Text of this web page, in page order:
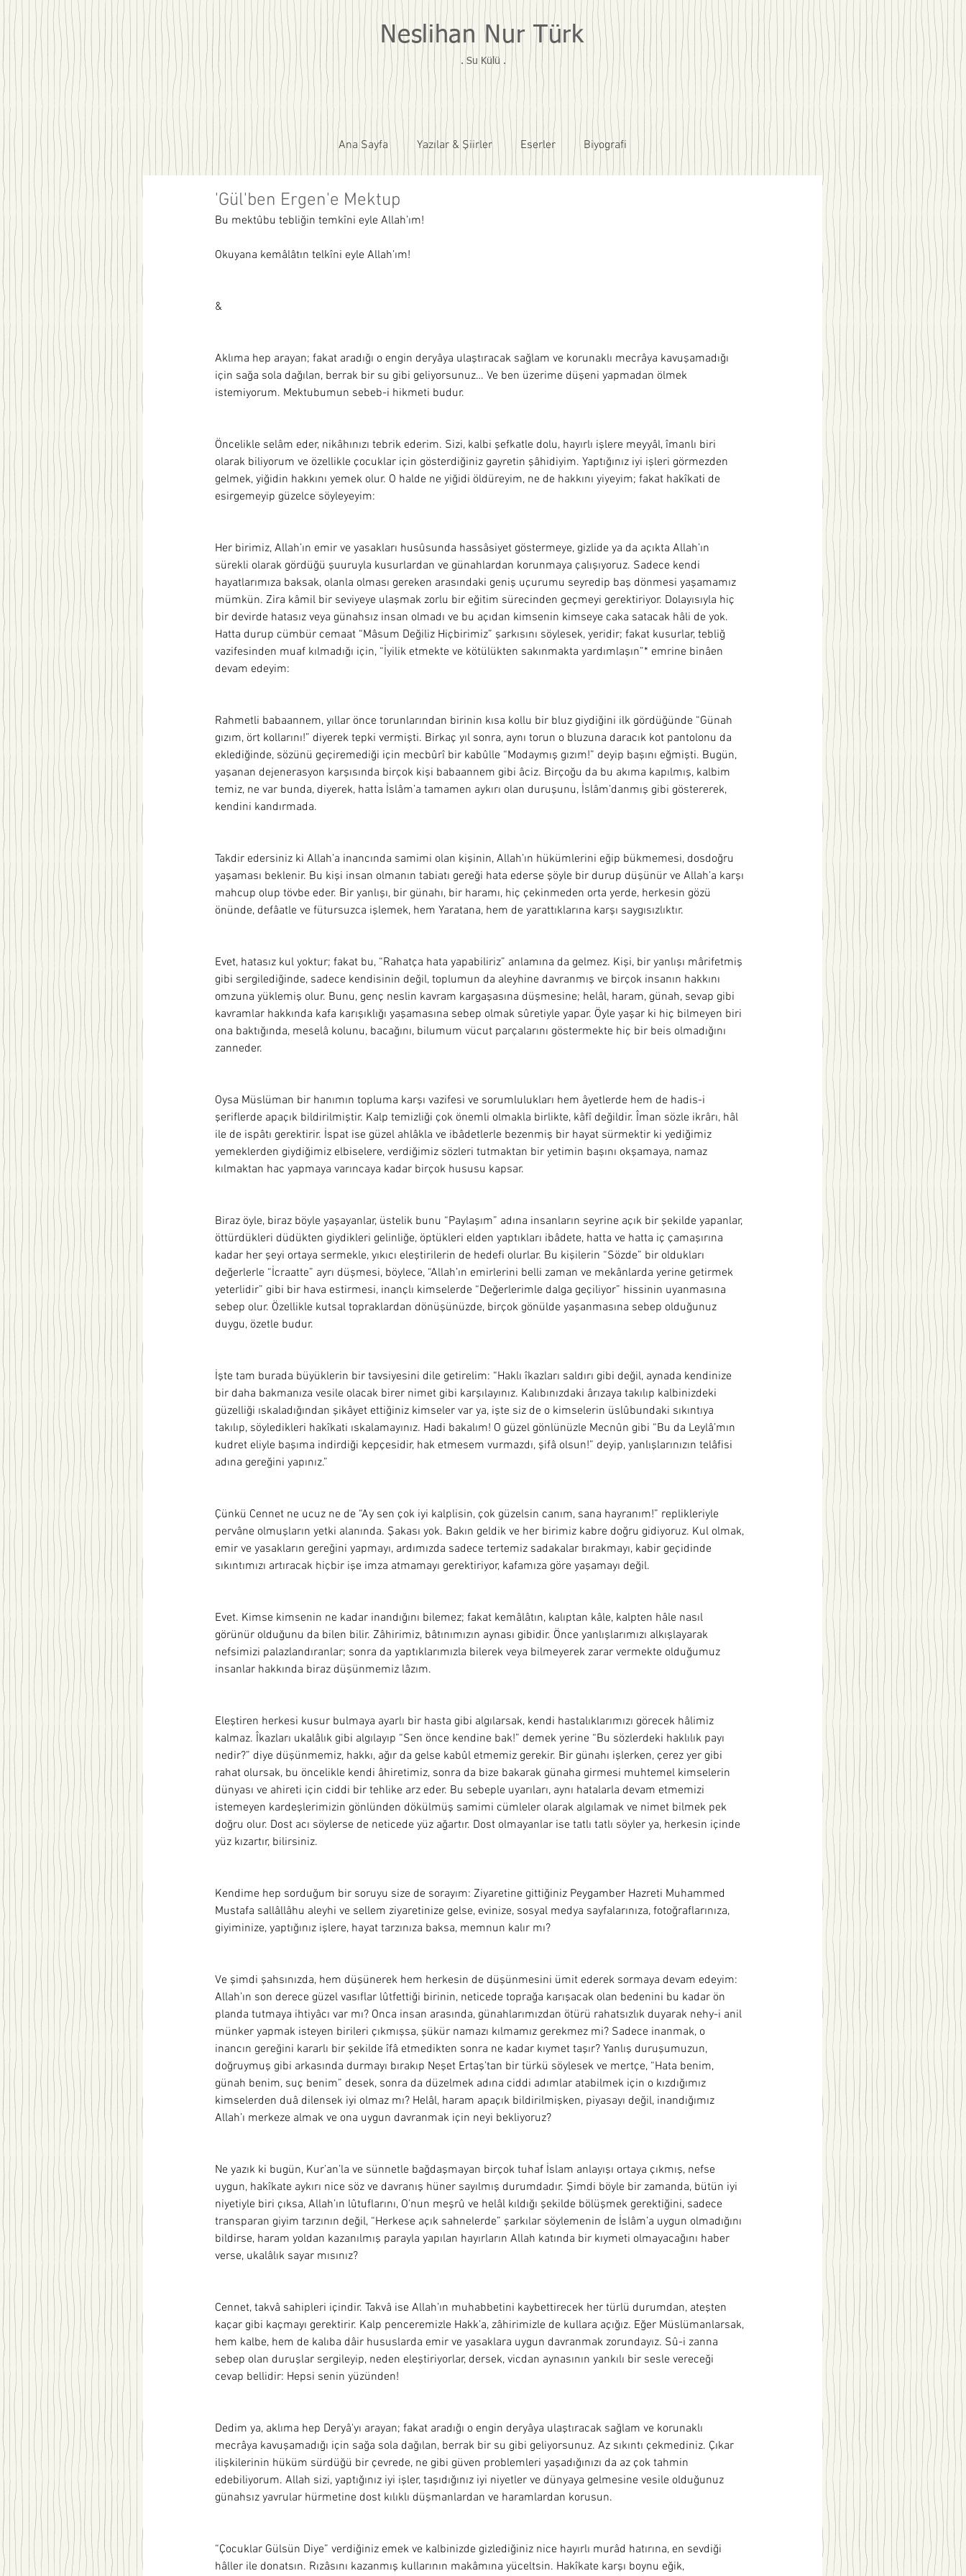
Neslihan Nur Türk
. Su Külü .
Ana Sayfa Yazılar & Şiirler Eserler Biyografi
'Gül'ben Ergen'e Mektup
Bu mektûbu tebliğin temkîni eyle Allah’ım!
Okuyana kemâlâtın telkîni eyle Allah’ım!
&
Aklıma hep arayan; fakat aradığı o engin deryâya ulaştıracak sağlam ve korunaklı mecrâya kavuşamadığı
için sağa sola dağılan, berrak bir su gibi geliyorsunuz… Ve ben üzerime düşeni yapmadan ölmek
istemiyorum. Mektubumun sebeb-i hikmeti budur.
Öncelikle selâm eder, nikâhınızı tebrik ederim. Sizi, kalbi şefkatle dolu, hayırlı işlere meyyâl, îmanlı biri
olarak biliyorum ve özellikle çocuklar için gösterdiğiniz gayretin şâhidiyim. Yaptığınız iyi işleri görmezden
gelmek, yiğidin hakkını yemek olur. O halde ne yiğidi öldüreyim, ne de hakkını yiyeyim; fakat hakîkati de
esirgemeyip güzelce söyleyeyim:
Her birimiz, Allah’ın emir ve yasakları husûsunda hassâsiyet göstermeye, gizlide ya da açıkta Allah’ın
sürekli olarak gördüğü şuuruyla kusurlardan ve günahlardan korunmaya çalışıyoruz. Sadece kendi
hayatlarımıza baksak, olanla olması gereken arasındaki geniş uçurumu seyredip baş dönmesi yaşamamız
mümkün. Zira kâmil bir seviyeye ulaşmak zorlu bir eğitim sürecinden geçmeyi gerektiriyor. Dolayısıyla hiç
bir devirde hatasız veya günahsız insan olmadı ve bu açıdan kimsenin kimseye caka satacak hâli de yok.
Hatta durup cümbür cemaat “Mâsum Değiliz Hiçbirimiz” şarkısını söylesek, yeridir; fakat kusurlar, tebliğ
vazifesinden muaf kılmadığı için, “İyilik etmekte ve kötülükten sakınmakta yardımlaşın”* emrine binâen
devam edeyim:
Rahmetli babaannem, yıllar önce torunlarından birinin kısa kollu bir bluz giydiğini ilk gördüğünde “Günah
gızım, ört kollarını!” diyerek tepki vermişti. Birkaç yıl sonra, aynı torun o bluzuna daracık kot pantolonu da
eklediğinde, sözünü geçiremediği için mecbûrî bir kabûlle “Modaymış gızım!” deyip başını eğmişti. Bugün,
yaşanan dejenerasyon karşısında birçok kişi babaannem gibi âciz. Birçoğu da bu akıma kapılmış, kalbim
temiz, ne var bunda, diyerek, hatta İslâm’a tamamen aykırı olan duruşunu, İslâm’danmış gibi göstererek,
kendini kandırmada.
Takdir edersiniz ki Allah’a inancında samimi olan kişinin, Allah’ın hükümlerini eğip bükmemesi, dosdoğru
yaşaması beklenir. Bu kişi insan olmanın tabiatı gereği hata ederse şöyle bir durup düşünür ve Allah’a karşı
mahcup olup tövbe eder. Bir yanlışı, bir günahı, bir haramı, hiç çekinmeden orta yerde, herkesin gözü
önünde, defâatle ve fütursuzca işlemek, hem Yaratana, hem de yarattıklarına karşı saygısızlıktır.
Evet, hatasız kul yoktur; fakat bu, “Rahatça hata yapabiliriz” anlamına da gelmez. Kişi, bir yanlışı mârifetmiş
gibi sergilediğinde, sadece kendisinin değil, toplumun da aleyhine davranmış ve birçok insanın hakkını
omzuna yüklemiş olur. Bunu, genç neslin kavram kargaşasına düşmesine; helâl, haram, günah, sevap gibi
kavramlar hakkında kafa karışıklığı yaşamasına sebep olmak sûretiyle yapar. Öyle yaşar ki hiç bilmeyen biri
ona baktığında, meselâ kolunu, bacağını, bilumum vücut parçalarını göstermekte hiç bir beis olmadığını
zanneder.
Oysa Müslüman bir hanımın topluma karşı vazifesi ve sorumlulukları hem âyetlerde hem de hadis-i
şeriflerde apaçık bildirilmiştir. Kalp temizliği çok önemli olmakla birlikte, kâfî değildir. Îman sözle ikrârı, hâl
ile de ispâtı gerektirir. İspat ise güzel ahlâkla ve ibâdetlerle bezenmiş bir hayat sürmektir ki yediğimiz
yemeklerden giydiğimiz elbiselere, verdiğimiz sözleri tutmaktan bir yetimin başını okşamaya, namaz
kılmaktan hac yapmaya varıncaya kadar birçok hususu kapsar.
Biraz öyle, biraz böyle yaşayanlar, üstelik bunu “Paylaşım” adına insanların seyrine açık bir şekilde yapanlar,
öttürdükleri düdükten giydikleri gelinliğe, öptükleri elden yaptıkları ibâdete, hatta ve hatta iç çamaşırına
kadar her şeyi ortaya sermekle, yıkıcı eleştirilerin de hedefi olurlar. Bu kişilerin “Sözde” bir oldukları
değerlerle “İcraatte” ayrı düşmesi, böylece, “Allah’ın emirlerini belli zaman ve mekânlarda yerine getirmek
yeterlidir” gibi bir hava estirmesi, inançlı kimselerde “Değerlerimle dalga geçiliyor” hissinin uyanmasına
sebep olur. Özellikle kutsal topraklardan dönüşünüzde, birçok gönülde yaşanmasına sebep olduğunuz
duygu, özetle budur.
İşte tam burada büyüklerin bir tavsiyesini dile getirelim: “Haklı îkazları saldırı gibi değil, aynada kendinize
bir daha bakmanıza vesile olacak birer nimet gibi karşılayınız. Kalıbınızdaki ârızaya takılıp kalbinizdeki
güzelliği ıskaladığından şikâyet ettiğiniz kimseler var ya, işte siz de o kimselerin üslûbundaki sıkıntıya
takılıp, söyledikleri hakîkati ıskalamayınız. Hadi bakalım! O güzel gönlünüzle Mecnûn gibi “Bu da Leylâ’mın
kudret eliyle başıma indirdiği kepçesidir, hak etmesem vurmazdı, şifâ olsun!” deyip, yanlışlarınızın telâfisi
adına gereğini yapınız.”
Çünkü Cennet ne ucuz ne de “Ay sen çok iyi kalplisin, çok güzelsin canım, sana hayranım!” replikleriyle
pervâne olmuşların yetki alanında. Şakası yok. Bakın geldik ve her birimiz kabre doğru gidiyoruz. Kul olmak,
emir ve yasakların gereğini yapmayı, ardımızda sadece tertemiz sadakalar bırakmayı, kabir geçidinde
sıkıntımızı artıracak hiçbir işe imza atmamayı gerektiriyor, kafamıza göre yaşamayı değil.
Evet. Kimse kimsenin ne kadar inandığını bilemez; fakat kemâlâtın, kalıptan kâle, kalpten hâle nasıl
görünür olduğunu da bilen bilir. Zâhirimiz, bâtınımızın aynası gibidir. Önce yanlışlarımızı alkışlayarak
nefsimizi palazlandıranlar; sonra da yaptıklarımızla bilerek veya bilmeyerek zarar vermekte olduğumuz
insanlar hakkında biraz düşünmemiz lâzım.
Eleştiren herkesi kusur bulmaya ayarlı bir hasta gibi algılarsak, kendi hastalıklarımızı görecek hâlimiz
kalmaz. Îkazları ukalâlık gibi algılayıp “Sen önce kendine bak!” demek yerine “Bu sözlerdeki haklılık payı
nedir?” diye düşünmemiz, hakkı, ağır da gelse kabûl etmemiz gerekir. Bir günahı işlerken, çerez yer gibi
rahat olursak, bu öncelikle kendi âhiretimiz, sonra da bize bakarak günaha girmesi muhtemel kimselerin
dünyası ve ahireti için ciddi bir tehlike arz eder. Bu sebeple uyarıları, aynı hatalarla devam etmemizi
istemeyen kardeşlerimizin gönlünden dökülmüş samimi cümleler olarak algılamak ve nimet bilmek pek
doğru olur. Dost acı söylerse de neticede yüz ağartır. Dost olmayanlar ise tatlı tatlı söyler ya, herkesin içinde
yüz kızartır, bilirsiniz.
Kendime hep sorduğum bir soruyu size de sorayım: Ziyaretine gittiğiniz Peygamber Hazreti Muhammed
Mustafa sallâllâhu aleyhi ve sellem ziyaretinize gelse, evinize, sosyal medya sayfalarınıza, fotoğraflarınıza,
giyiminize, yaptığınız işlere, hayat tarzınıza baksa, memnun kalır mı?
Ve şimdi şahsınızda, hem düşünerek hem herkesin de düşünmesini ümit ederek sormaya devam edeyim:
Allah’ın son derece güzel vasıflar lûtfettiği birinin, neticede toprağa karışacak olan bedenini bu kadar ön
planda tutmaya ihtiyâcı var mı? Onca insan arasında, günahlarımızdan ötürü rahatsızlık duyarak nehy-i anil
münker yapmak isteyen birileri çıkmışsa, şükür namazı kılmamız gerekmez mi? Sadece inanmak, o
inancın gereğini kararlı bir şekilde îfâ etmedikten sonra ne kadar kıymet taşır? Yanlış duruşumuzun,
doğruymuş gibi arkasında durmayı bırakıp Neşet Ertaş’tan bir türkü söylesek ve mertçe, “Hata benim,
günah benim, suç benim” desek, sonra da düzelmek adına ciddi adımlar atabilmek için o kızdığımız
kimselerden duâ dilensek iyi olmaz mı? Helâl, haram apaçık bildirilmişken, piyasayı değil, inandığımız
Allah’ı merkeze almak ve ona uygun davranmak için neyi bekliyoruz?
Ne yazık ki bugün, Kur’an’la ve sünnetle bağdaşmayan birçok tuhaf İslam anlayışı ortaya çıkmış, nefse
uygun, hakîkate aykırı nice söz ve davranış hüner sayılmış durumdadır. Şimdi böyle bir zamanda, bütün iyi
niyetiyle biri çıksa, Allah’ın lûtuflarını, O’nun meşrû ve helâl kıldığı şekilde bölüşmek gerektiğini, sadece
transparan giyim tarzının değil, “Herkese açık sahnelerde” şarkılar söylemenin de İslâm’a uygun olmadığını
bildirse, haram yoldan kazanılmış parayla yapılan hayırların Allah katında bir kıymeti olmayacağını haber
verse, ukalâlık sayar mısınız?
Cennet, takvâ sahipleri içindir. Takvâ ise Allah’ın muhabbetini kaybettirecek her türlü durumdan, ateşten
kaçar gibi kaçmayı gerektirir. Kalp penceremizle Hakk’a, zâhirimizle de kullara açığız. Eğer Müslümanlarsak,
hem kalbe, hem de kalıba dâir hususlarda emir ve yasaklara uygun davranmak zorundayız. Sû-i zanna
sebep olan duruşlar sergileyip, neden eleştiriyorlar, dersek, vicdan aynasının yankılı bir sesle vereceği
cevap bellidir: Hepsi senin yüzünden!
Dedim ya, aklıma hep Deryâ'yı arayan; fakat aradığı o engin deryâya ulaştıracak sağlam ve korunaklı
mecrâya kavuşamadığı için sağa sola dağılan, berrak bir su gibi geliyorsunuz. Az sıkıntı çekmediniz. Çıkar
ilişkilerinin hüküm sürdüğü bir çevrede, ne gibi güven problemleri yaşadığınızı da az çok tahmin
edebiliyorum. Allah sizi, yaptığınız iyi işler, taşıdığınız iyi niyetler ve dünyaya gelmesine vesile olduğunuz
günahsız yavrular hürmetine dost kılıklı düşmanlardan ve haramlardan korusun.
“Çocuklar Gülsün Diye” verdiğiniz emek ve kalbinizde gizlediğiniz nice hayırlı murâd hatırına, en sevdiği
hâller ile donatsın. Rızâsını kazanmış kullarının makâmına yüceltsin. Hakîkate karşı boynu eğik,